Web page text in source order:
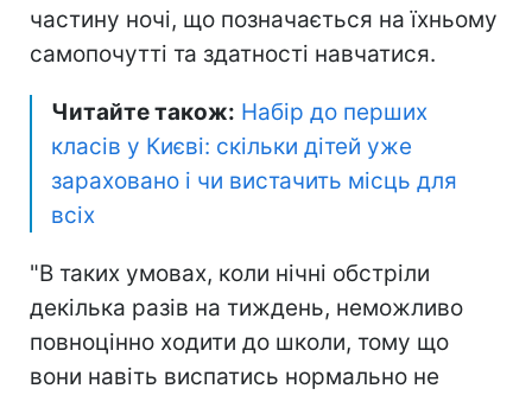
частину ночі, що позначається на їхньому
самопочутті та здатності навчатися.
Читайте також: Набір до перших
класів у Києві: скільки дітей уже
зараховано і чи вистачить місць для
всіх
"В таких умовах, коли нічні обстріли
декілька разів на тиждень, неможливо
повноцінно ходити до школи, тому що
вони навіть виспатись нормально не